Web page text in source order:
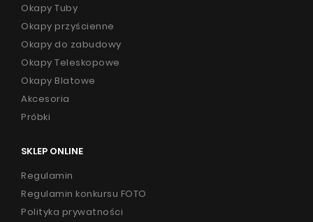
Okapy Tuby
Okapy przyścienne
Okapy do zabudowy
Okapy Teleskopowe
Okapy Blatowe
Akcesoria
Próbki
SKLEP ONLINE
Regulamin
Regulamin konkursu FOTO
Polityka prywatności